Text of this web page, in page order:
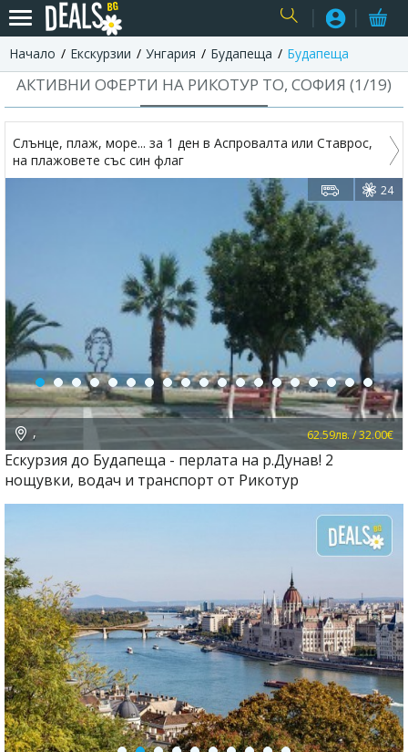
USER
Начало Екскурзии Унгария Будапеща Будапеща
АКТИВНИ ОФЕРТИ НА РИКОТУР TO, СОФИЯ (1/19)
Слънце, плаж, море... за 1 ден в Аспровалта или Ставрос,
на плажовете със син флаг
24
, 62.59лв. / 32.00€
Ескурзия до Будапеща - перлата на р.Дунав! 2
нощувки, водач и транспорт от Рикотур